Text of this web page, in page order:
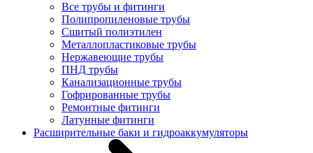
Все трубы и фитинги
Полипропиленовые трубы
Сшитый полиэтилен
Металлопластиковые трубы
Нержавеющие трубы
ПНД трубы
Канализационные трубы
Гофрированные трубы
Ремонтные фитинги
Латунные фитинги
Расширительные баки и гидроаккумуляторы